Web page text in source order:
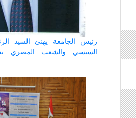
رئيس الجامعة يهنئ السيد
السيسي والشعب المصري